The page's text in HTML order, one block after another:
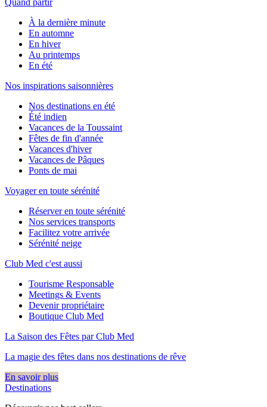
Quand partir
À la dernière minute
En automne
En hiver
Au printemps
En été
Nos inspirations saisonnières
Nos destinations en été
Été indien
Vacances de la Toussaint
Fêtes de fin d'année
Vacances d'hiver
Vacances de Pâques
Ponts de mai
Voyager en toute sérénité
Réserver en toute sérénité
Nos services transports
Facilitez votre arrivée
Sérénité neige
Club Med c'est aussi
Tourisme Responsable
Meetings & Events
Devenir propriétaire
Boutique Club Med
La Saison des Fêtes par Club Med
La magie des fêtes dans nos destinations de rêve​
En savoir plus
Destinations